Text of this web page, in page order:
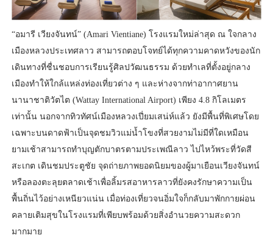
“อมารี เวียงจันทน์” (Amari Vientiane) โรงแรมใหม่ล่าสุด ณ ใจกลาง
เมืองหลวงประเทศลาว สามารถตอบโจทย์ได้ทุกความคาดหวังของนัก
เดินทางที่ชื่นชอบการเรียนรู้ศิลปวัฒนธรรม ด้วยทำเลที่ตั้งอยู่กลาง
เมืองทำให้ใกล้แหล่งท่องเที่ยวต่าง ๆ และห่างจากท่าอากาศยาน
นานาชาติวัตไต (Wattay International Airport) เพียง 4.8 กิโลเมตร
เท่านั้น นอกจากทิวทัศน์เมืองหลวงเปี่ยมเสน่ห์แล้ว ยังมีพื้นที่พิเศษโดย
เฉพาะบนดาดฟ้าเป็นจุดชมวิวแม่น้ำโขงที่สวยงามไม่มีที่ใดเหมือน
ยามเช้าสามารถทำบุญตักบาตรตามประเพณีลาว ไปไหว้พระที่วัดสี
สะเกต เดินชมประตูชัย จุดถ่ายภาพยอดนิยมของผู้มาเยือนเวียงจันทน์
หรือลองตะลุยตลาดเช้าเพื่อลิ้มรสอาหารลาวที่ยังคงรักษาความเป็น
พื้นถิ่นไว้อย่างเหนียวแน่น เมื่อท่องเที่ยวจนอิ่มใจก็กลับมาพักกายผ่อน
คลายเติมสุขในโรงแรมที่เพียบพร้อมด้วยสิ่งอำนวยความสะดวก
มากมาย